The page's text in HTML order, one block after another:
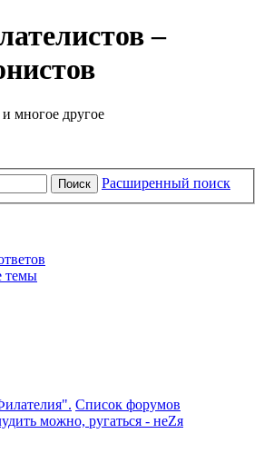
–
многое другое
Поиск Расширенный поиск
темы
Список форумов
можно, ругаться - неZя